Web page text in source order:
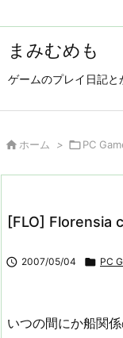
まみむめも
ゲームのプレイ日記と
 ホーム > PC
[FLO] Florensia
 2007/05/04  PC
いつの間にか船関